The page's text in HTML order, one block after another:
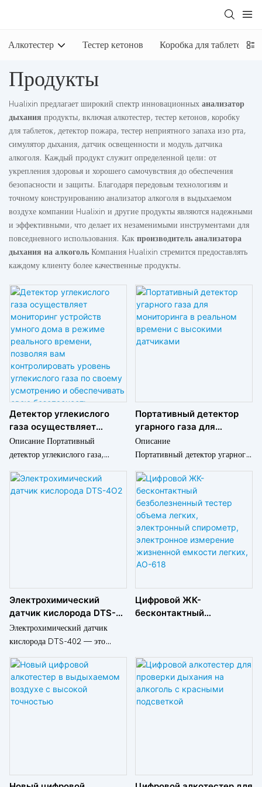
Алкотестер Тестер кетонов Коробка для таблеток
Продукты
Hualixin предлагает широкий спектр инновационных анализатор
дыхания продукты, включая алкотестер, тестер кетонов, коробку
для таблеток, детектор пожара, тестер неприятного запаха изо рта,
симулятор дыхания, датчик освещенности и модуль датчика
алкоголя. Каждый продукт служит определенной цели: от
укрепления здоровья и хорошего самочувствия до обеспечения
безопасности и защиты. Благодаря передовым технологиям и
точному конструированию анализатор алкоголя в выдыхаемом
воздухе компании Hualixin и другие продукты являются надежными
и эффективными, что делает их незаменимыми инструментами для
повседневного использования. Как производитель анализатора
дыхания на алкоголь Компания Hualixin стремится предоставлять
каждому клиенту более качественные продукты.
Детектор углекислого
газа осуществляет
мониторинг устройств
умного дома в режиме
позволяя вам
контролировать уровень
Описание Портативный
детектор углекислого газа,
используемый для мониторинга
в режиме реального времени с
помощью высокоточных
Портативный детектор
угарного газа для
мониторинга в реальном
времени с высокими
Описание
Портативный детектор угарного
газа для мониторинга в
реальном времени с высокими
датчиками
Бренд ： Greenwon
Происхождение ： Гуандун
Модель: JSC-026-CO
Питание: тип-C
Электрохимический
датчик кислорода DTS-
4O2
Электрохимический датчик
кислорода DTS-402 — это
высококачественный и
надежный датчик,
предназначенный для точного
измерения уровня кислорода в
значение для обеспечения
Цифровой ЖК-
бесконтактный
электронное измерение
жизненной емкости
легких, АО-618